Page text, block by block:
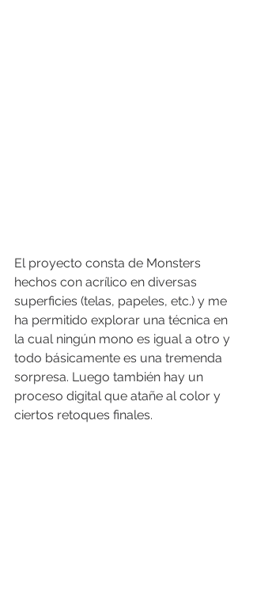
El proyecto consta de Monsters
hechos con acrílico en diversas
superficies (telas, papeles, etc.) y me
ha permitido explorar una técnica en
la cual ningún mono es igual a otro y
todo básicamente es una tremenda
sorpresa. Luego también hay un
proceso digital que atañe al color y
ciertos retoques finales.